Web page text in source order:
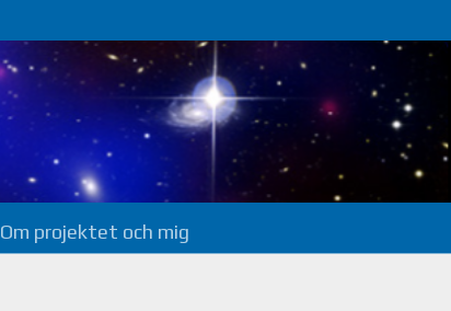
Om projektet och mig